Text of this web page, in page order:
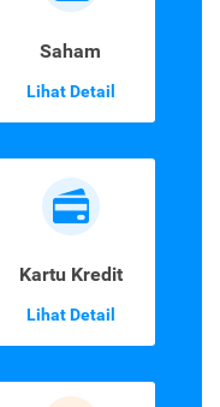
Saham
Lihat Detail
Kartu Kredit
Lihat Detail